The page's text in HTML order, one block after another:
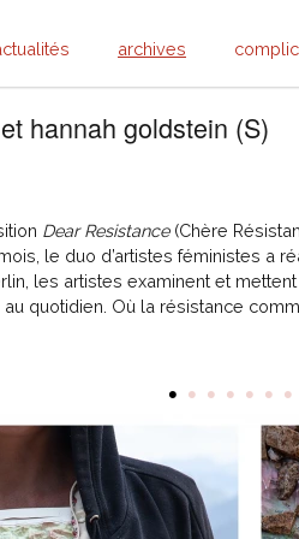
archives
hannah goldstein (S)
Dear Resistance(Chère
le duo d’artistes féministes
les artistes examinent et
quotidien. Où la résistance
• • • • • • •